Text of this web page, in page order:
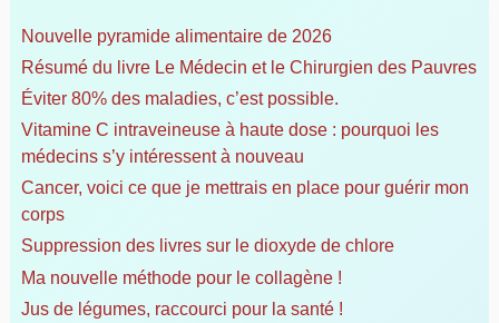
r
c
h
e
r
Nouvelle pyramide alimentaire de 2026
Résumé du livre Le Médecin et le Chirurgien des Pauvres
Éviter 80% des maladies, c’est possible.
Vitamine C intraveineuse à haute dose : pourquoi les
médecins s’y intéressent à nouveau
Cancer, voici ce que je mettrais en place pour guérir mon
corps
Suppression des livres sur le dioxyde de chlore
Ma nouvelle méthode pour le collagène !
Jus de légumes, raccourci pour la santé !